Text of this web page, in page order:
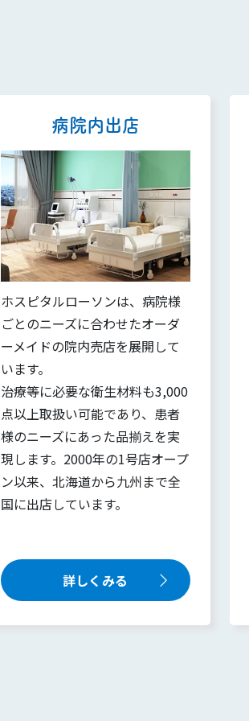
病院内出店
ホスピタルローソンは、病院様
ごとのニーズに合わせたオーダ
ーメイドの院内売店を展開して
います。
治療等に必要な衛生材料も3,000
点以上取扱い可能であり、患者
様のニーズにあった品揃えを実
現します。2000年の1号店オープ
ン以来、北海道から九州まで全
国に出店しています。
詳しくみる